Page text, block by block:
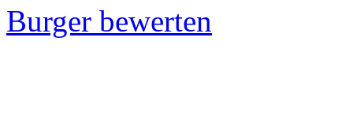
Burger bewerten